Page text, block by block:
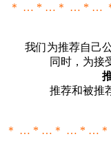
＊ … * …＊ … * …
我们为推荐自己
同时，为接
推荐和被推
＊ … * …＊ … * …